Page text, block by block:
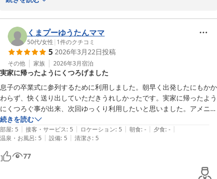
「GUESTHOUSEちはやふる」東田
ゲストハウス ちはやふる
2026-04-07
「我が家以上の居心地」とのお言葉をいただき、
とても嬉しく拝読させていただき、
ゆったりとお過ごしいただけたご様子に、安堵しております。
お部屋の雰囲気や清潔さ、アメニティやキッチン備品につきまして
もご不便なく、「あったらいいなぁ」と思っていただける物を少し
でもご用意
できお役に立てていれば、大変嬉しく思います。
お部屋の暖かさや寝室の準備など、細かな点にも目を留めていただ
きありがとうございます。ご滞在中少ししでもホッとできるお時間
をお届け
できておりましたら幸いです。
また、私どもの対応につきましても温かいお言葉を頂戴し、心より
くまプーゆうたんママ
50代/女性 | 1件のクチコミ
5 2026年3月22日投稿
その他 家族 2026年3月宿泊
実家に帰ったようにくつろげました
息子の卒業式に参列するために利用しました。朝早く出発したにもかか
わらず、快く送り出していただきうれしかったです。実家に帰ったよう
にくつろぐ事が出来、次回ゆっくり利用したいと思いました。アメニテ
ィも充実しており、満足出来ました。
続きを読む
部屋: 5 | 接客・サービス: 5 | ロケーション: 5 | 朝食: - | 夕食: - |
温泉・お風呂: 5 | 設備: 5 | 清潔さ: 5
77